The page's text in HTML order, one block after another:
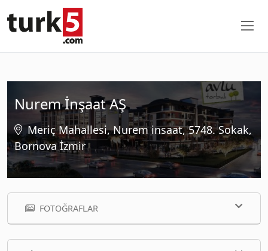
Nurem İnşaat AŞ
Meriç Mahallesi, Nurem insaat, 5748. Sokak,
Bornova İzmir
FOTOĞRAFLAR